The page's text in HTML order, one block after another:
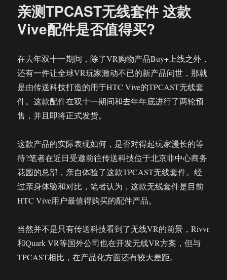
亲测TPCAST无线套件 这款
Vive配件是否值得买?
在去年双十一期间，除了VR购物产品Buy+上线之外，
还有一件让全球VR玩家激动不已的新产品问世，那就
是由传送科技打造的用于HTC Vive的TPCAST无线套
件。这款配件在双十一期间和去年年底进行了两轮预
售，并且即将正式发货。
这款产品的实际表现如何，是否对得起玩家漫长的等
待?笔者在近日受邀前往传送科技位于北京非中心商务
花园的总部，亲自体验了这款TPCAST无线套件。经
过亲身体验和对比，笔者认为，这款无线套件是目前
HTC Vive用户最值得购买的配件产品。
当然并不是只有传送科技看到了无线VR的前景，Rivvr
和Quark VR等国外公司也在开发无线VR方案，但与
TPCAST相比，在产品化方面还有较大差距。